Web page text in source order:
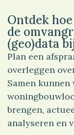
Ontdek
de
(geo)data
Plan een
overleggen
Samen kunnen
brengen,
analyseren en